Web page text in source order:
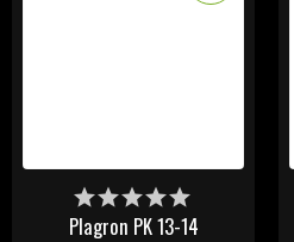
DERNIERS ARTICLES EN
STOCK
Plagron PK 13-14